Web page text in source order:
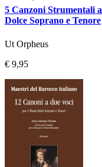
5 Canzoni Strumentali
Dolce Soprano e Tenore
Ut Orpheus
€ 9,95